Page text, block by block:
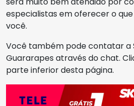
especialistas em oferecer o
você.
Você também pode contatar a
Guararapes através do chat.
parte inferior desta página.